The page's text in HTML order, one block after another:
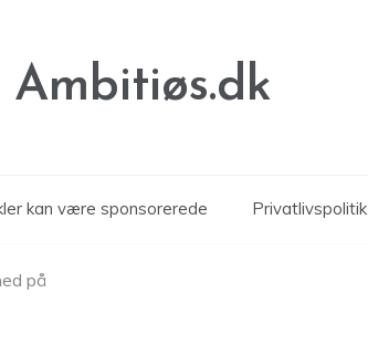
Ambitiøs.dk
kan være sponsorerede Privatlivspolitik
på